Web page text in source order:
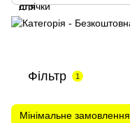
Фільтр 1
Мінімальне замовлення